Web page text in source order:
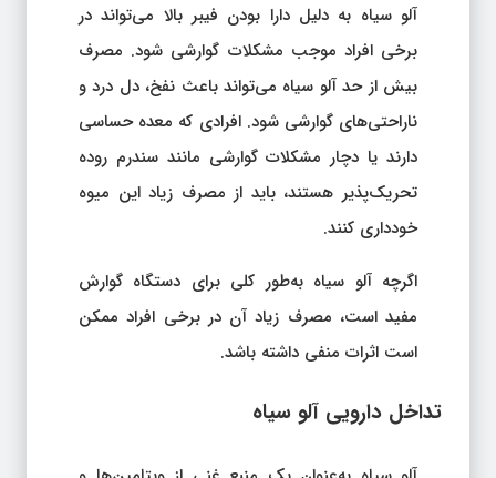
آلو سیاه به دلیل دارا بودن فیبر بالا می‌تواند در
برخی افراد موجب مشکلات گوارشی شود. مصرف
بیش از حد آلو سیاه می‌تواند باعث نفخ، دل درد و
ناراحتی‌های گوارشی شود. افرادی که معده حساسی
دارند یا دچار مشکلات گوارشی مانند سندرم روده
تحریک‌پذیر هستند، باید از مصرف زیاد این میوه
خودداری کنند.
اگرچه آلو سیاه به‌طور کلی برای دستگاه گوارش
مفید است، مصرف زیاد آن در برخی افراد ممکن
است اثرات منفی داشته باشد.
تداخل دارویی آلو سیاه